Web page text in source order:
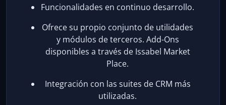
Funcionalidades en continuo desarrollo.
Ofrece su propio conjunto de utilidades
y módulos de terceros. Add-Ons
disponibles a través de Issabel Market
Place.
Integración con las suites de CRM más
utilizadas.